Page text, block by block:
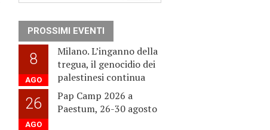
PROSSIMI EVENTI
8
AGO
Milano. L’inganno della
tregua, il genocidio dei
palestinesi continua
26
AGO
Pap Camp 2026 a
Paestum, 26-30 agosto